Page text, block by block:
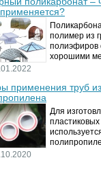
применяется?
полимер из
полиэфиров
хорошими
аморфный, с
высокой
материал
подходит
применения труб из
Для